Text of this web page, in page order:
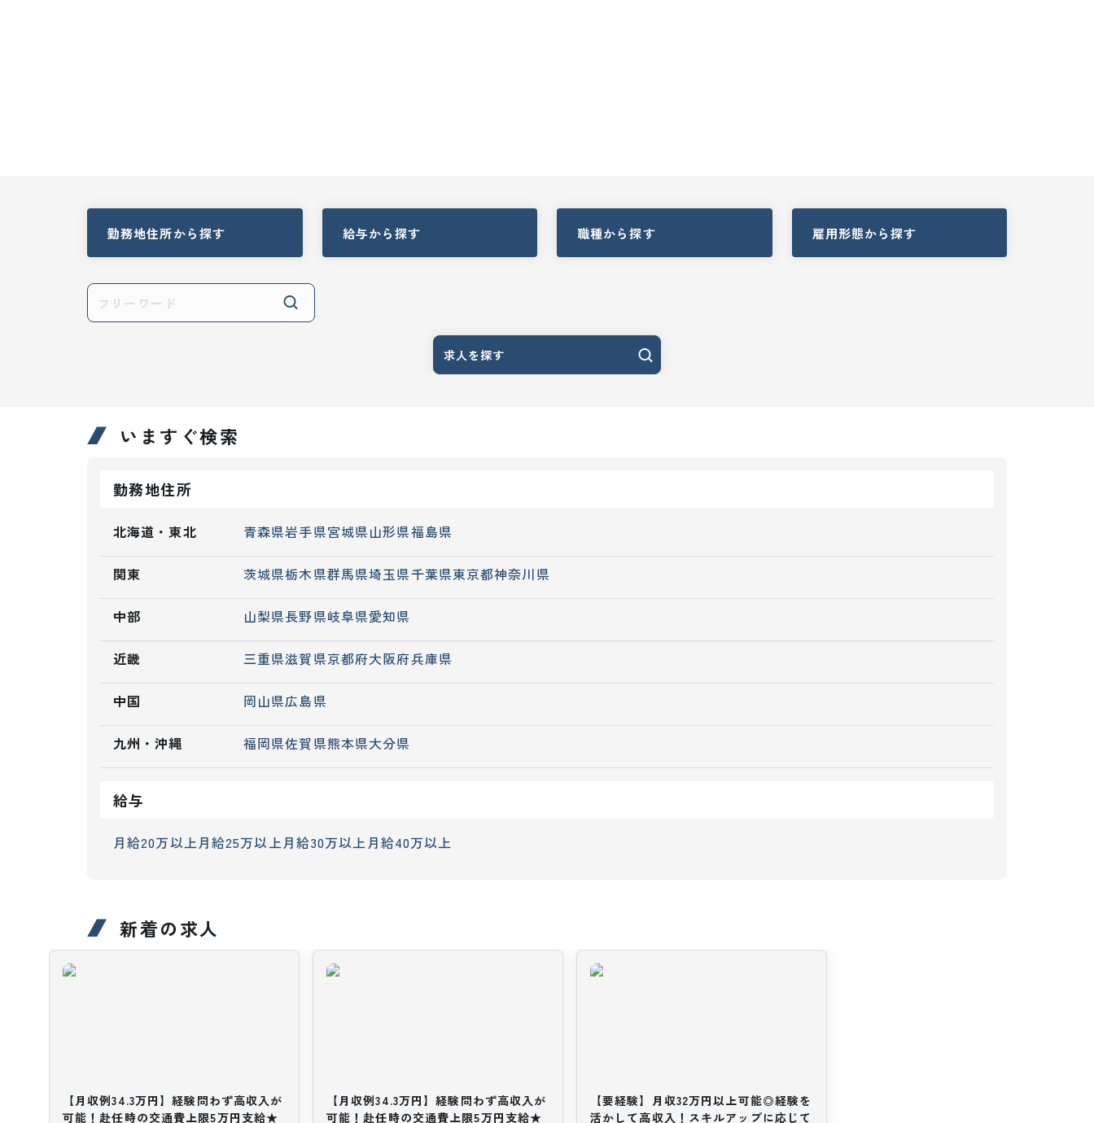
勤務地住所から探す 給与から探す 職種から探す 雇用形態から探す
求人を探す
いますぐ検索
勤務地住所
北海道・東北 青森県岩手県宮城県山形県福島県
関東 茨城県栃木県群馬県埼玉県千葉県東京都神奈川県
中部 山梨県長野県岐阜県愛知県
近畿 三重県滋賀県京都府大阪府兵庫県
中国 岡山県広島県
九州・沖縄 福岡県佐賀県熊本県大分県
給与
月給20万以上月給25万以上月給30万以上月給40万以上
新着の求人
【月収例34.3万円】経験問わず高収入が
可能！赴任時の交通費上限5万円支給★
【月収例34.3万円】経験問わず高収入が
可能！赴任時の交通費上限5万円支給★
【要経験】月収32万円以上可能◎経験を
活かして高収入！スキルアップに応じて